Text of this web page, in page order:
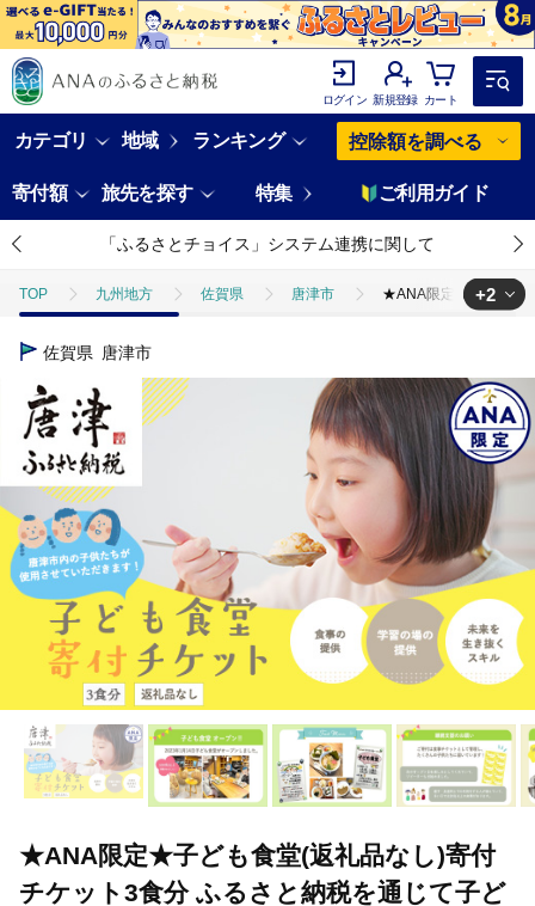
ログイン 新規登録 カート
カテゴリ 地域 ランキング 控除額を調べる
寄付額 旅先を探す 特集 ご利用ガイド
「ふるさとチョイス」システム連携に関して
TOP 九州地方 佐賀県 唐津市 ★ANA限定★子ども食
TOP
TOP 旅行・宿泊・体験 体験チケット 食事券 ★ANA
+2
佐賀県 唐津市
★ANA限定★子ども食堂(返礼品なし)寄付
チケット3食分 ふるさと納税を通じて子ど